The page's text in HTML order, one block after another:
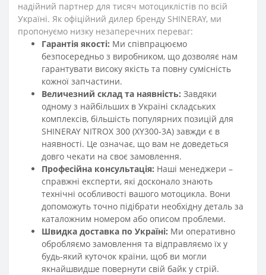
надійний партнер для тисяч мотоциклістів по всій
Україні. Як офіційний дилер бренду SHINERAY, ми
пропонуємо низку незаперечних переваг:
Гарантія якості: Ми співпрацюємо
безпосередньо з виробником, що дозволяє нам
гарантувати високу якість та повну сумісність
кожної запчастини.
Величезний склад та наявність: Завдяки
одному з найбільших в Україні складських
комплексів, більшість популярних позицій для
SHINERAY NITROX 300 (XY300-3A) завжди є в
наявності. Це означає, що вам не доведеться
довго чекати на своє замовлення.
Професійна консультація: Наші менеджери –
справжні експерти, які досконало знають
технічні особливості вашого мотоцикла. Вони
допоможуть точно підібрати необхідну деталь за
каталожним номером або описом проблеми.
Швидка доставка по Україні: Ми оперативно
обробляємо замовлення та відправляємо їх у
будь-який куточок країни, щоб ви могли
якнайшвидше повернути свій байк у стрій.